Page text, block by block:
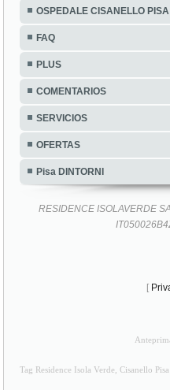
OSPEDALE CISANELLO PISA
FAQ
PLUS
COMENTARIOS
SERVICIOS
OFERTAS
Pisa DINTORNI
RESIDENCE ISOLAVERDE
[
Tag Residence Isola Verde, Cisanello Pisa